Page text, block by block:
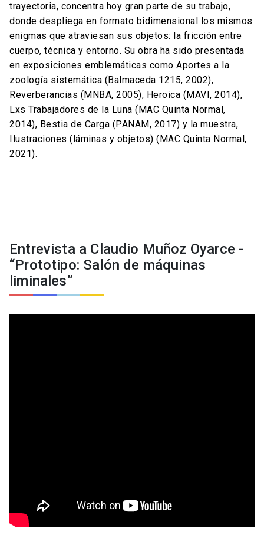
trayectoria, concentra hoy gran parte de su trabajo,
donde despliega en formato bidimensional los mismos
enigmas que atraviesan sus objetos: la fricción entre
cuerpo, técnica y entorno. Su obra ha sido presentada
en exposiciones emblemáticas como Aportes a la
zoología sistemática (Balmaceda 1215, 2002),
Reverberancias (MNBA, 2005), Heroica (MAVI, 2014),
Lxs Trabajadores de la Luna (MAC Quinta Normal,
2014), Bestia de Carga (PANAM, 2017) y la muestra,
Ilustraciones (láminas y objetos) (MAC Quinta Normal,
2021).
Entrevista a Claudio Muñoz Oyarce -
“Prototipo: Salón de máquinas
liminales”